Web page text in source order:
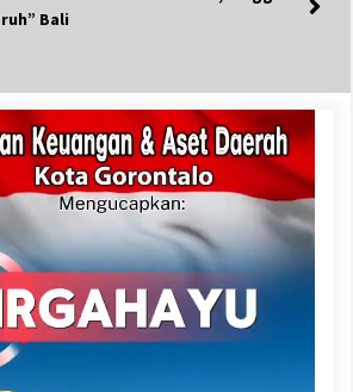
Bali